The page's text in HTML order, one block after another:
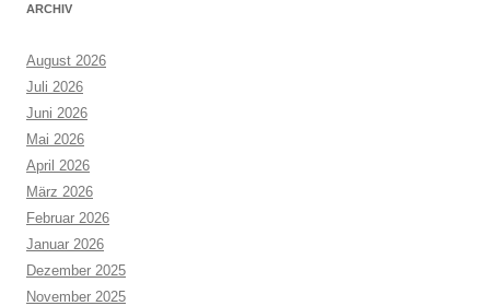
ARCHIV
August 2026
Juli 2026
Juni 2026
Mai 2026
April 2026
März 2026
Februar 2026
Januar 2026
Dezember 2025
November 2025